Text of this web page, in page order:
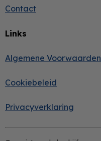
Contact
Links
Algemene Voorwaarden
Cookiebeleid
Privacyverklaring